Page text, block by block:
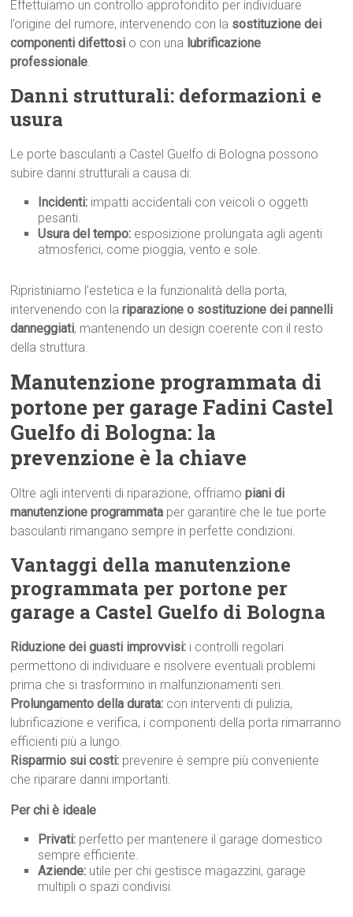
Effettuiamo un controllo approfondito per individuare
l’origine del rumore, intervenendo con la sostituzione dei
componenti difettosi o con una lubrificazione
professionale.
Danni strutturali: deformazioni e
usura
Le porte basculanti a Castel Guelfo di Bologna possono
subire danni strutturali a causa di:
Incidenti: impatti accidentali con veicoli o oggetti
pesanti.
Usura del tempo: esposizione prolungata agli agenti
atmosferici, come pioggia, vento e sole.
Ripristiniamo l’estetica e la funzionalità della porta,
intervenendo con lariparazione o sostituzione dei pannelli
danneggiati, mantenendo un design coerente con il resto
della struttura.
Manutenzione programmata di
portone per garage Fadini Castel
Guelfo di Bologna: la
prevenzione è la chiave
Oltre agli interventi di riparazione, offriamopiani di
manutenzione programmata per garantire che le tue porte
basculanti rimangano sempre in perfette condizioni.
Vantaggi della manutenzione
programmata per portone per
garage a Castel Guelfo di Bologna
Riduzione dei guasti improvvisi: i controlli regolari
permettono di individuare e risolvere eventuali problemi
prima che si trasformino in malfunzionamenti seri.
Prolungamento della durata: con interventi di pulizia,
lubrificazione e verifica, i componenti della porta rimarranno
efficienti più a lungo.
Risparmio sui costi: prevenire è sempre più conveniente
che riparare danni importanti.
Per chi è ideale
Privati: perfetto per mantenere il garage domestico
sempre efficiente.
Aziende: utile per chi gestisce magazzini, garage
multipli o spazi condivisi.